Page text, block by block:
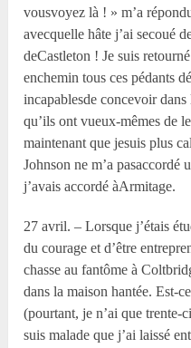
vousvoyez là ! » m’a
avecquelle hâte j’ai secoué
deCastleton ! Je suis
enchemin tous ces pédants
incapablesde concevoir
qu’ils ont vueux-mêmes de
maintenant que jesuis plus
Johnson ne m’a
j’avais accordé àArmitage.
27 avril. – Lorsque j’étais
du courage et d’être
chasse au fantôme à
dans la maison hantée. Est-
(pourtant, je n’ai que trente-
suis malade que j’ai laissé